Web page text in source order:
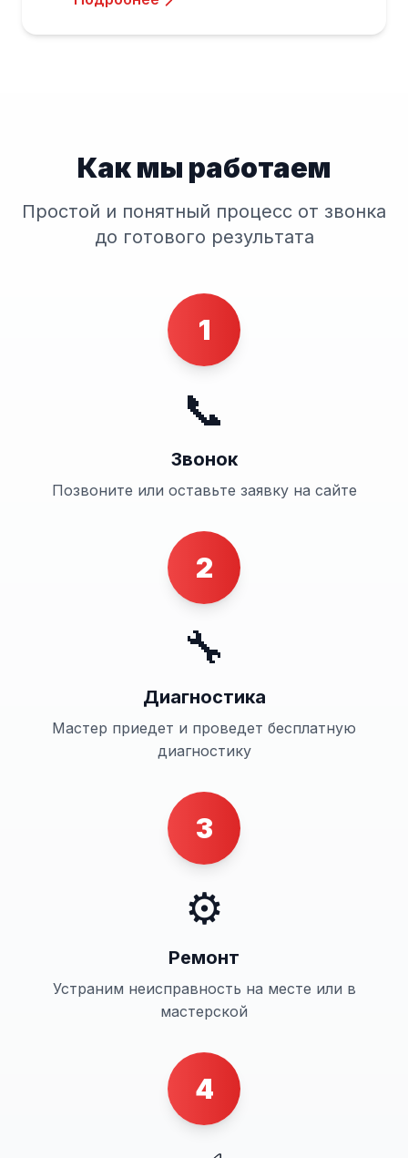
Как мы работаем
Простой и понятный процесс от звонка
до готового результата
1
📞
Звонок
Позвоните или оставьте заявку на сайте
2
🔧
Диагностика
Мастер приедет и проведет бесплатную
диагностику
3
⚙️
Ремонт
Устраним неисправность на месте или в
мастерской
4